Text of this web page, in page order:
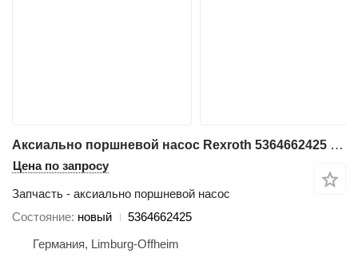
Аксиально поршневой насос Rexroth 5364662425 для фронтального погрузчика Terex SKL844, TL100
Цена по запросу
Запчасть - аксиально поршневой насос
Состояние новый
5364662425
Германия, Limburg-Offheim